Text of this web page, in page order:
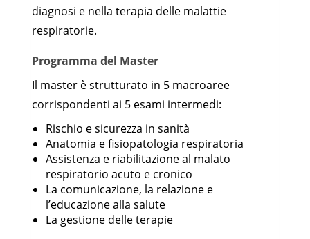
diagnosi e nella terapia delle malattie
respiratorie.
Programma del Master
Il master è strutturato in 5 macroaree
corrispondenti ai 5 esami intermedi:
Rischio e sicurezza in sanità
Anatomia e fisiopatologia respiratoria
Assistenza e riabilitazione al malato
respiratorio acuto e cronico
La comunicazione, la relazione e
l’educazione alla salute
La gestione delle terapie